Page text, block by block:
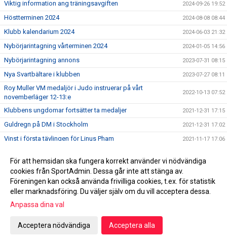
Viktig information ang träningsavgiften 2024-09-26 19:52
Höstterminen 2024 2024-08-08 08:44
Klubb kalendarium 2024 2024-06-03 21:32
Nybörjarintagning vårterminen 2024 2024-01-05 14:56
Nybörjarintagning annons 2023-07-31 08:15
Nya Svartbältare i klubben 2023-07-27 08:11
Roy Muller VM medaljör i Judo instruerar på vårt
novemberläger 12-13:e
2022-10-13 07:52
Klubbens ungdomar fortsätter ta medaljer 2021-12-31 17:15
Guldregn på DM i Stockholm 2021-12-31 17:02
Vinst i första tävlingen för Linus Pham 2021-11-17 17:06
Samurai
2021-09-22 08:53
Välkomna till vår nya hemsida! 2021-09-22 08:49
Gå till Webbversion
För att hemsidan ska fungera korrekt använder vi nödvändiga
cookies från SportAdmin. Dessa går inte att stänga av.
Föreningen kan också använda frivilliga cookies, t.ex. för statistik
eller marknadsföring. Du väljer själv om du vill acceptera dessa.
Anpassa dina val
Acceptera nödvändiga Acceptera alla